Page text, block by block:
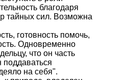
благодаря
тайных сил. Возможна
готовность помочь,
Одновременно
что он часть
на себя".